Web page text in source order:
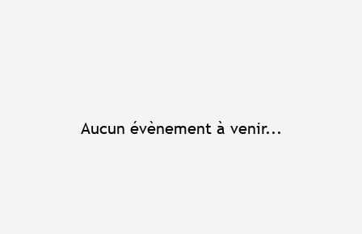
Aucun évènement à venir...